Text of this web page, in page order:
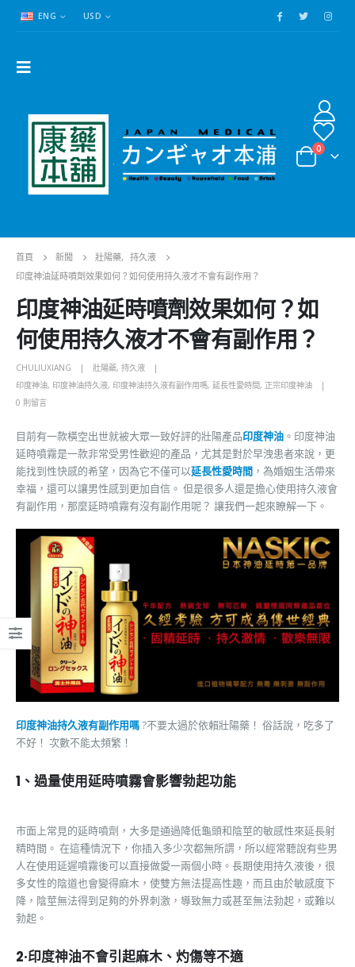
ENG USD
0
首頁 新聞 壯陽藥, 持久液
印度神油延時噴劑效果如何？如何使用持久液才不會有副作用？
印度神油延時噴劑效果如何？如
何使用持久液才不會有副作用？
CHULIUXIANG 壯陽藥, 持久液
印度神油, 印度神油持久液, 印度神油持久液有副作用嗎, 延長性愛時間, 正宗印度神油
0 則留言
目前有一款橫空出世就被大眾一致好評的壯陽產品印度神油 。印度神油
延時噴霧是一款非常受男性歡迎的產品，尤其是對於早洩患者來說，更
能找到性快感的希望，因為它不僅可以延長性愛時間 ，為婚姻生活帶來
幸福，還可以讓男性感到更加自信。 但是很多人還是擔心使用持久液會
有副作用，那麼延時噴霧有沒有副作用呢？ 讓我們一起來瞭解一下。
印度神油持久液有副作用嗎?不要太過於依賴壯陽藥！ 俗話說，吃多了
不好！ 次數不能太頻繁！
1、過量使用延時噴霧會影響勃起功能
市面上常見的延時噴劑，大多是通過降低龜頭和陰莖的敏感性來延長射
精時間。 在這種情況下，你插入多少次都無所謂，所以經常聽說有些男
人在使用延遲噴霧後可以直接做愛一兩個小時。長期使用持久液後，很
多女性的陰道也會變得麻木，使雙方無法提高性趣，而且由於敏感度下
降，陰莖無法得到足夠的外界刺激，導致無力或甚至無法勃起，或難以
勃起。
2·印度神油不會引起麻木、灼傷等不適